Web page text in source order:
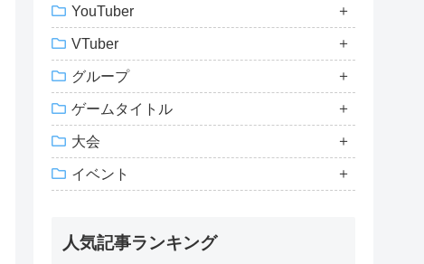
YouTuber
VTuber
グループ
ゲームタイトル
大会
イベント
人気記事ランキング